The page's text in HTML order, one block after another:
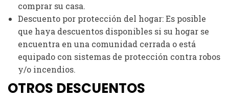
comprar su casa.
Descuento por protección del hogar: Es posible
que haya descuentos disponibles si su hogar se
encuentra en una comunidad cerrada o está
equipado con sistemas de protección contra robos
y/o incendios.
OTROS DESCUENTOS